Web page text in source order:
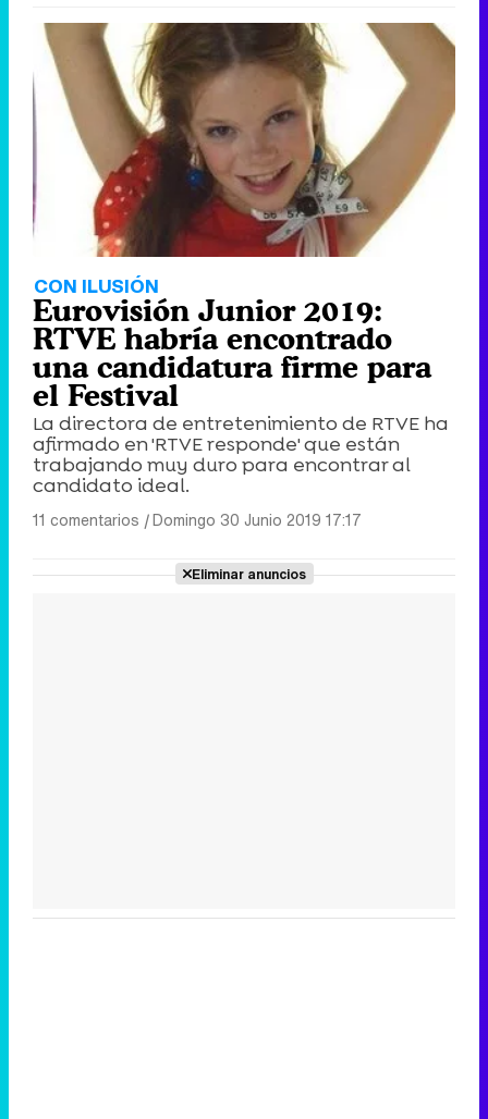
CON ILUSIÓN
Eurovisión Junior 2019:
RTVE habría encontrado
una candidatura firme para
el Festival
La directora de entretenimiento de RTVE ha
afirmado en 'RTVE responde' que están
trabajando muy duro para encontrar al
candidato ideal.
11 comentarios |Domingo 30 Junio 2019 17:17
Eliminar anuncios